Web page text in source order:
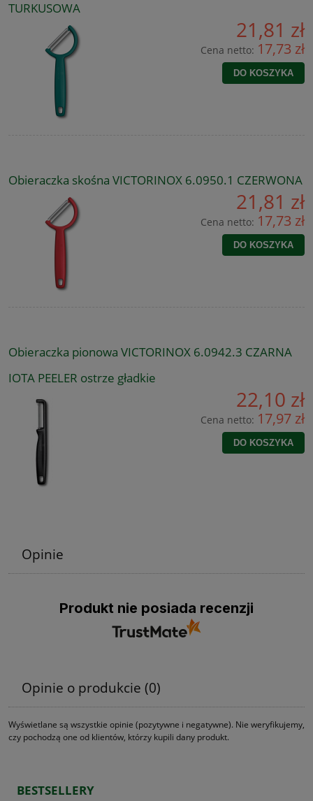
TURKUSOWA
21,81 zł
Cena netto: 17,73 zł
DO KOSZYKA
Obieraczka skośna VICTORINOX 6.0950.1 CZERWONA
21,81 zł
Cena netto: 17,73 zł
DO KOSZYKA
Obieraczka pionowa VICTORINOX 6.0942.3 CZARNA
IOTA PEELER ostrze gładkie
22,10 zł
Cena netto: 17,97 zł
DO KOSZYKA
Opinie
Produkt nie posiada recenzji
Opinie o produkcie (0)
Wyświetlane są wszystkie opinie (pozytywne i negatywne). Nie weryfikujemy,
czy pochodzą one od klientów, którzy kupili dany produkt.
BESTSELLERY